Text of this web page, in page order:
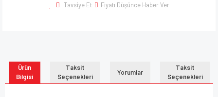
Tavsiye Et Fiyatı Düşünce Haber Ver
Ürün
Bilgisi
Taksit
Seçenekleri
Yorumlar
Taksit
Seçenekleri